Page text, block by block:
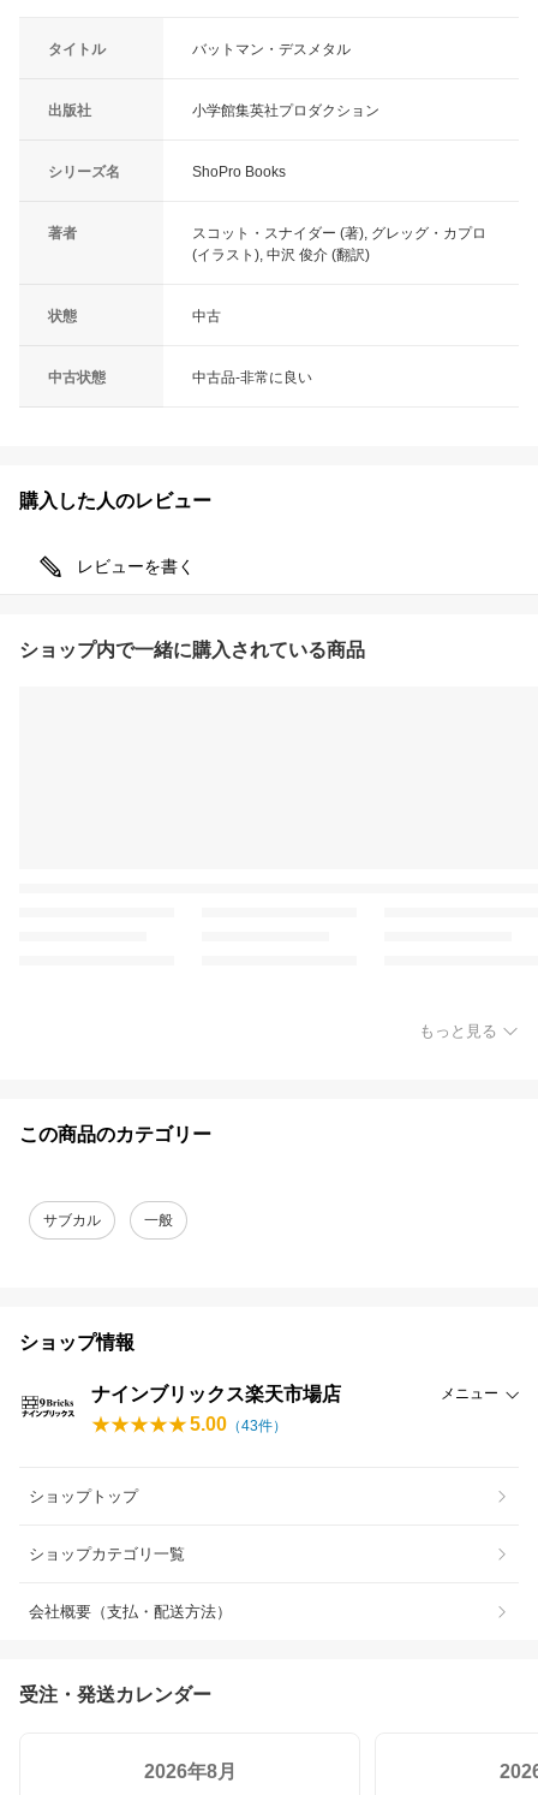
タイトル バットマン・デスメタル
出版社 小学館集英社プロダクション
シリーズ名 ShoPro Books
著者
スコット・スナイダー (著), グレッグ・カプロ
(イラスト), 中沢 俊介 (翻訳)
状態 中古
中古状態 中古品-非常に良い
購入した人のレビュー
レビューを書く
ショップ内で一緒に購入されている商品
もっと見る
この商品のカテゴリー
サブカル 一般
ショップ情報
ナインブリックス楽天市場店 メニュー
5.00 （43件）
ショップトップ
ショップカテゴリ一覧
会社概要（支払・配送方法）
受注・発送カレンダー
2026年8月